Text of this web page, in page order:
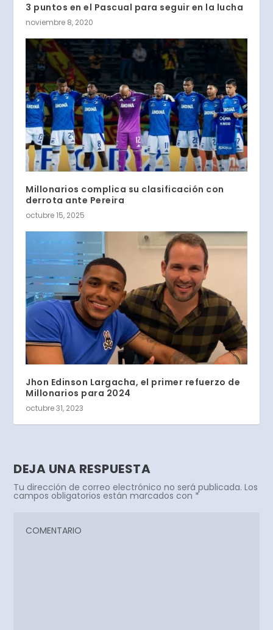
3 puntos en el Pascual para seguir en la lucha
noviembre 8, 2020
Millonarios complica su clasificación con
derrota ante Pereira
octubre 15, 2025
Jhon Edinson Largacha, el primer refuerzo de
Millonarios para 2024
octubre 31, 2023
DEJA UNA RESPUESTA
Tu dirección de correo electrónico no será publicada. Los
campos obligatorios están marcados con *